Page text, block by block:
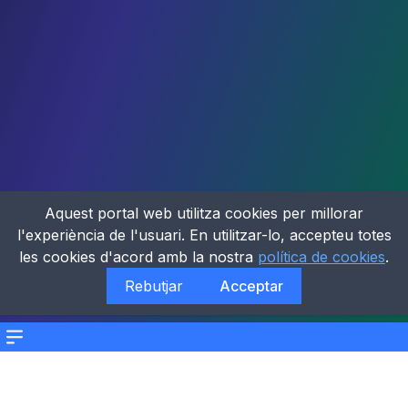
Menu
Aquest portal web utilitza cookies per millorar
l'experiència de l'usuari. En utilitzar-lo, accepteu totes
les cookies d'acord amb la nostra política de cookies.
Rebutjar
Acceptar